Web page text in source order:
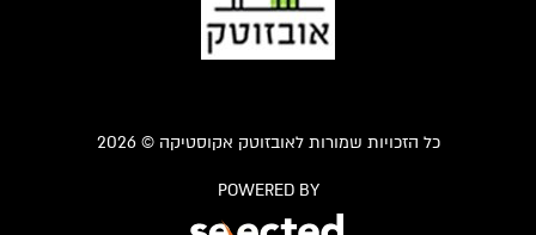
כל הזכויות שמורות לאובזוטק אקוסטיקה © 2026
POWERED BY